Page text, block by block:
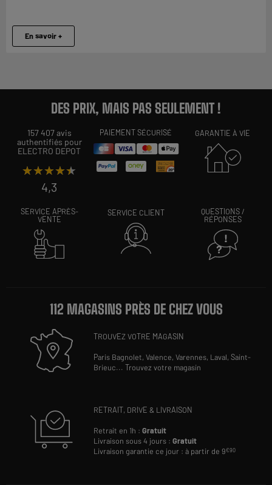
En savoir +
DES PRIX, MAIS PAS SEULEMENT !
157 407 avis
authentifiés pour
ELECTRO DEPOT
★★★★★
★★★★★
4,3
PAIEMENT SÉCURISÉ GARANTIE À VIE
SERVICE APRÈS-
VENTE
SERVICE CLIENT
QUESTIONS /
RÉPONSES
112 MAGASINS PRÈS DE CHEZ VOUS
TROUVEZ VOTRE MAGASIN
Paris Bagnolet,Valence,Varennes, Laval,Saint-
Brieuc...Trouvez votre magasin
RETRAIT, DRIVE & LIVRAISON
Retrait en 1h :Gratuit
Livraison sous 4 jours :Gratuit
Livraison garantie ce jour : à partir de 9€90